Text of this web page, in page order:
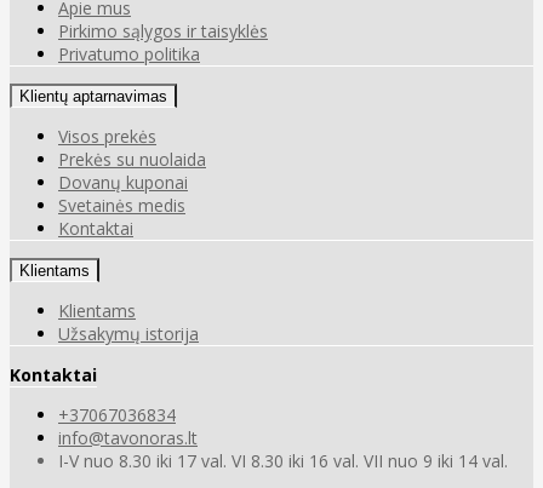
Apie mus
Pirkimo sąlygos ir taisyklės
Privatumo politika
Klientų aptarnavimas
Visos prekės
Prekės su nuolaida
Dovanų kuponai
Svetainės medis
Kontaktai
Klientams
Klientams
Užsakymų istorija
Kontaktai
+37067036834
info@tavonoras.lt
I-V nuo 8.30 iki 17 val. VI 8.30 iki 16 val. VII nuo 9 iki 14 val.